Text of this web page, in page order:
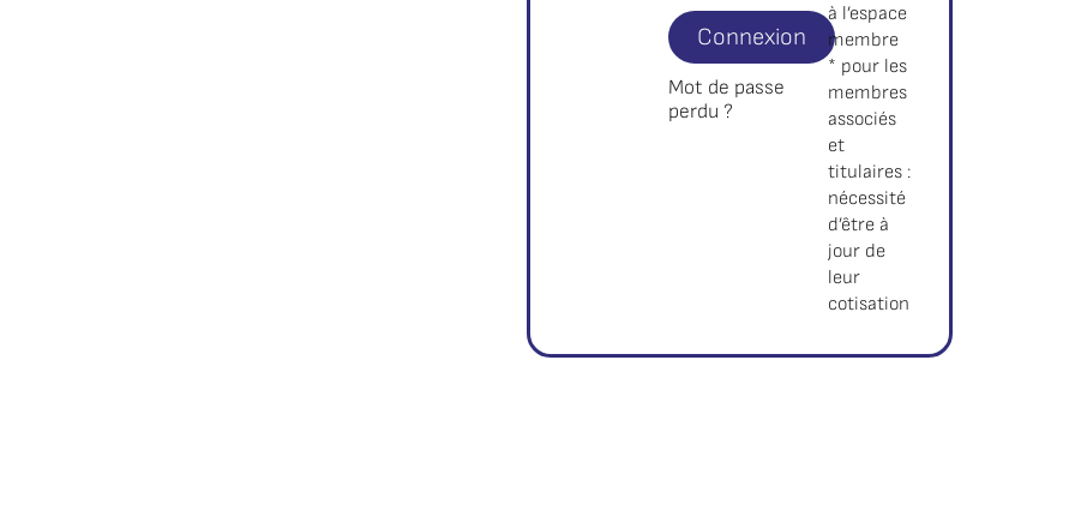
Connexion
Mot de passe
perdu ?
à l’espace
membre
* pour les
membres
associés
et
titulaires :
nécessité
d’être à
jour de
leur
cotisation